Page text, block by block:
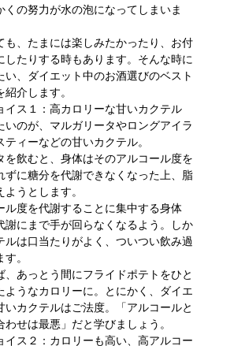
くの努力が水の泡になってしまいま
も、たまには楽しみたかったり、お付
したりする時もあります。そんな時に
、
ダイエット中のお酒選びのベスト
紹介します。
イス１：高カロリーな甘いカクテル
いのが、マルガリータやロングアイラ
ティーなどの甘いカクテル。
を飲むと、身体はそのアルコール度を
ずに糖分を代謝できなくなった上、脂
ようとします。
ル度を代謝することに集中する身体
謝にまで手が回らなくなるよう。
しか
ルは口当たりがよく、ついつい飲み過
す。
、あっとう間にフライドポテトをひと
ようなカロリーに。とにかく、ダイエ
いカクテルはご法度。「アルコールと
わせは最悪」だと学びましょう。
イス２：カロリーも高い、高アルコー